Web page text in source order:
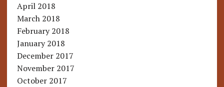
April 2018
March 2018
February 2018
January 2018
December 2017
November 2017
October 2017